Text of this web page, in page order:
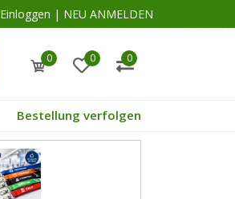
Einloggen | NEU ANMELDEN
0 0 0
Bestellung verfolgen